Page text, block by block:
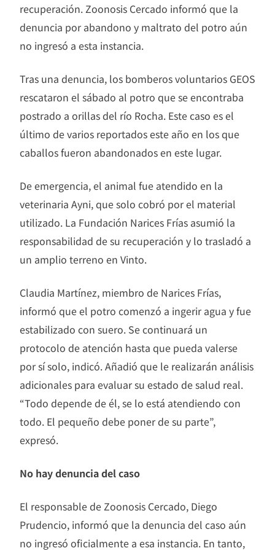
recuperación. Zoonosis Cercado informó que la
denuncia por abandono y maltrato del potro aún
no ingresó a esta instancia.
Tras una denuncia, los bomberos voluntarios GEOS
rescataron el sábado al potro que se encontraba
postrado a orillas del río Rocha. Este caso es el
último de varios reportados este año en los que
caballos fueron abandonados en este lugar.
De emergencia, el animal fue atendido en la
veterinaria Ayni, que solo cobró por el material
utilizado. La Fundación Narices Frías asumió la
responsabilidad de su recuperación y lo trasladó a
un amplio terreno en Vinto.
Claudia Martínez, miembro de Narices Frías,
informó que el potro comenzó a ingerir agua y fue
estabilizado con suero. Se continuará un
protocolo de atención hasta que pueda valerse
por sí solo, indicó. Añadió que le realizarán análisis
adicionales para evaluar su estado de salud real.
“Todo depende de él, se lo está atendiendo con
todo. El pequeño debe poner de su parte”,
expresó.
No hay denuncia del caso
El responsable de Zoonosis Cercado, Diego
Prudencio, informó que la denuncia del caso aún
no ingresó oficialmente a esa instancia. En tanto,